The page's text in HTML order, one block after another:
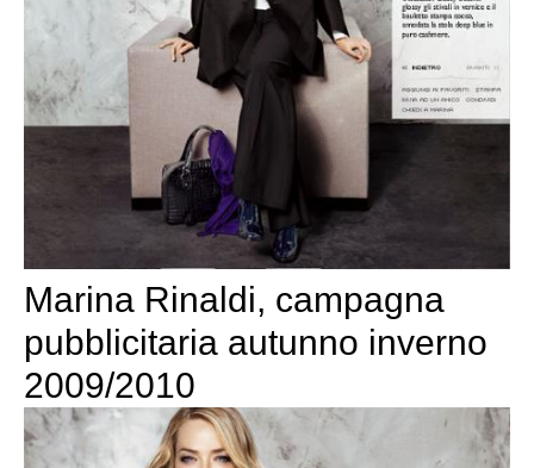
Marina Rinaldi, campagna
pubblicitaria autunno inverno
2009/2010